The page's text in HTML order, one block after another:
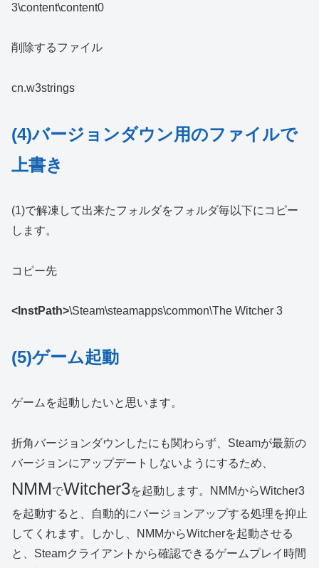
3\content\content0
削除するファイル
cn.w3strings
(4)バージョンダウン用のファイルで
上書き
(1)で解凍して出来たフォルダをフォルダ毎以下にコピー
します。
コピー先
<InstPath>\Steam\steamapps\common\The Witcher 3
(5)ゲーム起動
ゲームを起動したいと思います。
折角バージョンダウンしたにも関わらず、Steamが最新の
バージョンにアップデートしないようにするため、
NMMでWitcher3を起動します。NMMからWitcher3
を起動すると、自動的にバージョンアップする処理を抑止
してくれます。しかし、NMMからWitcherを起動させる
と、Steamクライアントから確認できるゲームプレイ時間